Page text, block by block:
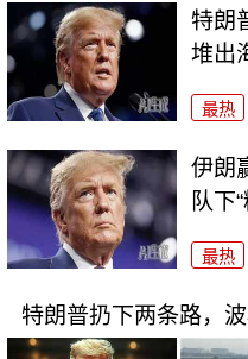
特朗
堆出
最热
伊朗
队下
最热
特朗普扔下两条路，